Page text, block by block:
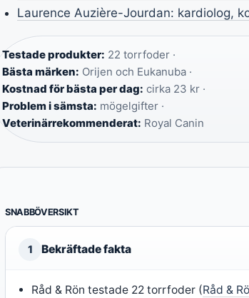
Laurence Auzière-Jourdan: kardiolog,
Testade produkter: 22 torrfoder ·
Bästa märken: Orijen och Eukanuba ·
Kostnad för bästa per dag: cirka 23 kr ·
Problem i sämsta: mögelgifter ·
Veterinärrekommenderat: Royal Canin
SNABBÖVERSIKT
1 Bekräftade fakta
Råd & Rön testade 22 torrfoder (Råd &